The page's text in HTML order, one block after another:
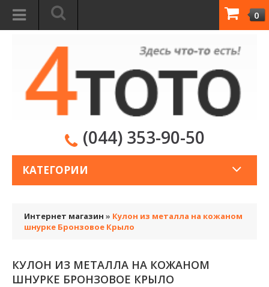
0
(044) 353-90-50
КАТЕГОРИИ
Интернет магазин » Кулон из металла на кожаном
шнурке Бронзовое Крыло
КУЛОН ИЗ МЕТАЛЛА НА КОЖАНОМ
ШНУРКЕ БРОНЗОВОЕ КРЫЛО